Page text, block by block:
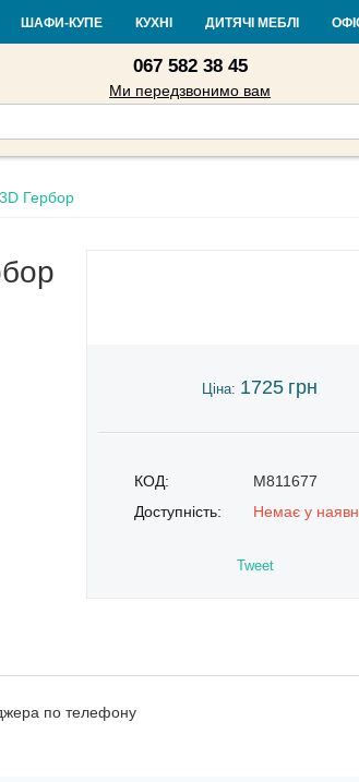
і оплата Гарантія та повернення Кредит
067 582 38 45
Ми передзвонимо вам
ШАФИ-КУПЕ КУХНІ ДИТЯЧІ МЕБЛІ
Гербор
Ціна: 1725 грн
КОД:
M811677
Доступність:
Немає у
Tweet
по телефону